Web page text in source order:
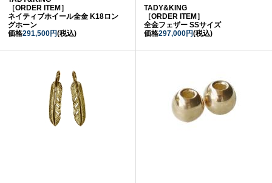
［ORDER ITEM］
ネイティブホイール全金 K18ロン
グホーン
価格291,500円(税込)
TADY&KING
［ORDER ITEM］
全金フェザー SSサイズ
価格297,000円(税込)